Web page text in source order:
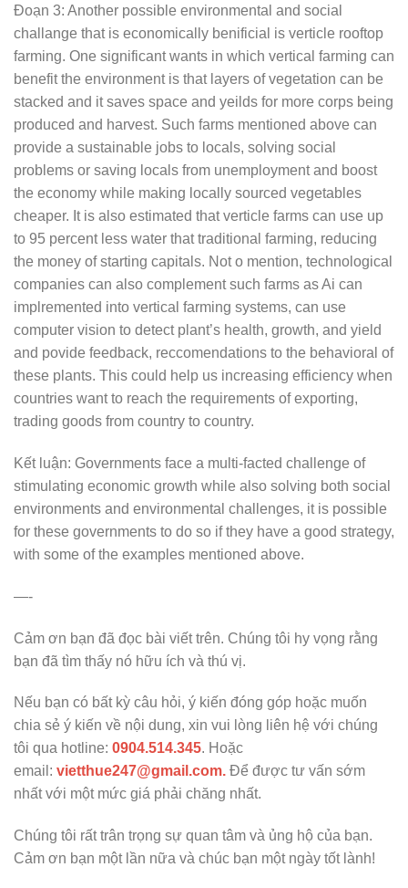
Đoạn 3: Another possible environmental and social
challange that is economically benificial is verticle rooftop
farming. One significant wants in which vertical farming can
benefit the environment is that layers of vegetation can be
stacked and it saves space and yeilds for more corps being
produced and harvest. Such farms mentioned above can
provide a sustainable jobs to locals, solving social
problems or saving locals from unemployment and boost
the economy while making locally sourced vegetables
cheaper. It is also estimated that verticle farms can use up
to 95 percent less water that traditional farming, reducing
the money of starting capitals. Not o mention, technological
companies can also complement such farms as Ai can
implremented into vertical farming systems, can use
computer vision to detect plant’s health, growth, and yield
and povide feedback, reccomendations to the behavioral of
these plants. This could help us increasing efficiency when
countries want to reach the requirements of exporting,
trading goods from country to country.
Kết luận: Governments face a multi-facted challenge of
stimulating economic growth while also solving both social
environments and environmental challenges, it is possible
for these governments to do so if they have a good strategy,
with some of the examples mentioned above.
—-
Cảm ơn bạn đã đọc bài viết trên. Chúng tôi hy vọng rằng
bạn đã tìm thấy nó hữu ích và thú vị.
Nếu bạn có bất kỳ câu hỏi, ý kiến đóng góp hoặc muốn
chia sẻ ý kiến về nội dung, xin vui lòng liên hệ với chúng
tôi qua hotline: 0904.514.345. Hoặc
email: vietthue247@gmail.com. Để được tư vấn sớm
nhất với một mức giá phải chăng nhất.
Chúng tôi rất trân trọng sự quan tâm và ủng hộ của bạn.
Cảm ơn bạn một lần nữa và chúc bạn một ngày tốt lành!